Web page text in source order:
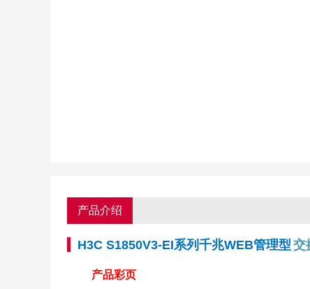
产品介绍
H3C S1850V3-EI系列千兆WEB管理型 交
产品彩页